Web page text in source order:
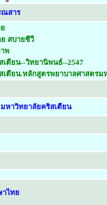
ณสาร
สบายชีวี
พ
เตียน--วิทยานิพนธ์--2547
เตียน.หลักสูตรพยาบาลศาสตร
หาวิทยาลัยคริสเตียน
ไทย